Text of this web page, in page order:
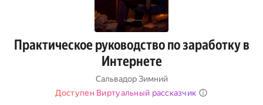
Практическое руководство по заработку в
Интернете
Сальвадор Зимний
Доступен Виртуальный рассказчик